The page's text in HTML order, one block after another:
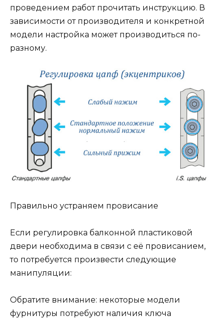
проведением работ прочитать инструкцию. В
зависимости от производителя и конкретной
модели настройка может производиться по-
разному.
Правильно устраняем провисание
Если регулировка балконной пластиковой
двери необходима в связи с её провисанием,
то потребуется произвести следующие
манипуляции:
Обратите внимание: некоторые модели
фурнитуры потребуют наличия ключа